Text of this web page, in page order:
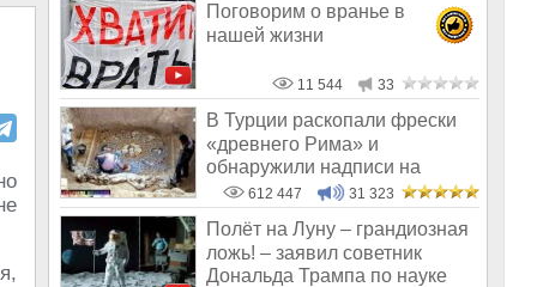
Поговорим о вранье в
нашей жизни
11 544 33
В Турции раскопали фрески
«древнего Рима» и
обнаружили надписи на
Русском!
612 447 31 323
Полёт на Луну – грандиозная
ложь! – заявил советник
Дональда Трампа по науке